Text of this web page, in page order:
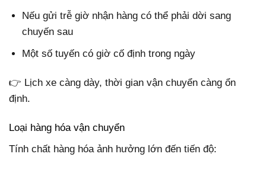
Nếu gửi trễ giờ nhận hàng có thể phải dời sang
chuyến sau
Một số tuyến có giờ cố định trong ngày
👉 Lịch xe càng dày, thời gian vận chuyển càng ổn
định.
Loại hàng hóa vận chuyển
Tính chất hàng hóa ảnh hưởng lớn đến tiến độ: